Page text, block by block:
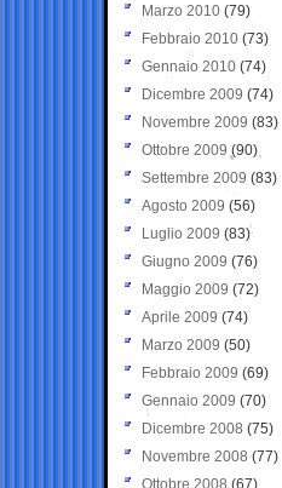
Marzo 2010 (79)
Febbraio 2010 (73)
Gennaio 2010 (74)
Dicembre 2009 (74)
Novembre 2009 (83)
Ottobre 2009 (90)
Settembre 2009 (83)
Agosto 2009 (56)
Luglio 2009 (83)
Giugno 2009 (76)
Maggio 2009 (72)
Aprile 2009 (74)
Marzo 2009 (50)
Febbraio 2009 (69)
Gennaio 2009 (70)
Dicembre 2008 (75)
Novembre 2008 (77)
Ottobre 2008 (67)